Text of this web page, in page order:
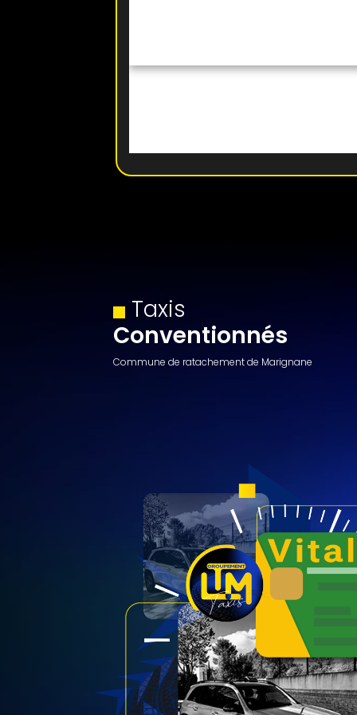
Taxis
Conventionnés
Commune de ratachement de Marignane